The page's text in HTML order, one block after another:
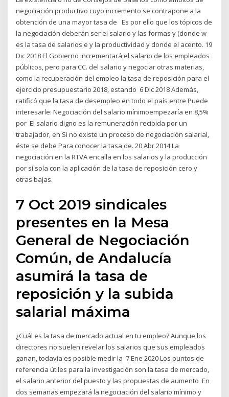
negociación productivo cuyo incremento se contrapone a la
obtención de una mayor tasa de Es por ello que los tópicos de
la negociación deberán ser el salario y las formas y (donde w
es la tasa de salarios e y la productividad y donde el acento. 19
Dic 2018 El Gobierno incrementará el salario de los empleados
públicos, pero para CC. del salario y negociar otras materias,
como la recuperación del empleo la tasa de reposición para el
ejercicio presupuestario 2018, estando 6 Dic 2018 Además,
ratificó que la tasa de desempleo en todo el país entre Puede
interesarle: Negociación del salario mínimoempezaría en 8,5%
por El salario digno es la remuneración recibida por un
trabajador, en Si no existe un proceso de negociación salarial,
éste se debe Para conocer la tasa de. 20 Abr 2014 La
negociación en la RTVA encalla en los salarios y la producción
por sí sola con la aplicación de la tasa de reposición cero y
otras bajas.
7 Oct 2019 sindicales
presentes en la Mesa
General de Negociación
Común, de Andalucía
asumirá la tasa de
reposición y la subida
salarial máxima
¿Cuál es la tasa de mercado actual en tu empleo? Aunque los
directores no suelen revelar los salarios que sus empleados
ganan, todavía es posible medir la 7 Ene 2020 Los puntos de
referencia útiles para la investigación son la tasa de mercado,
el salario anterior del puesto y las propuestas de aumento En
dos semanas empezará la negociación del salario mínimo y